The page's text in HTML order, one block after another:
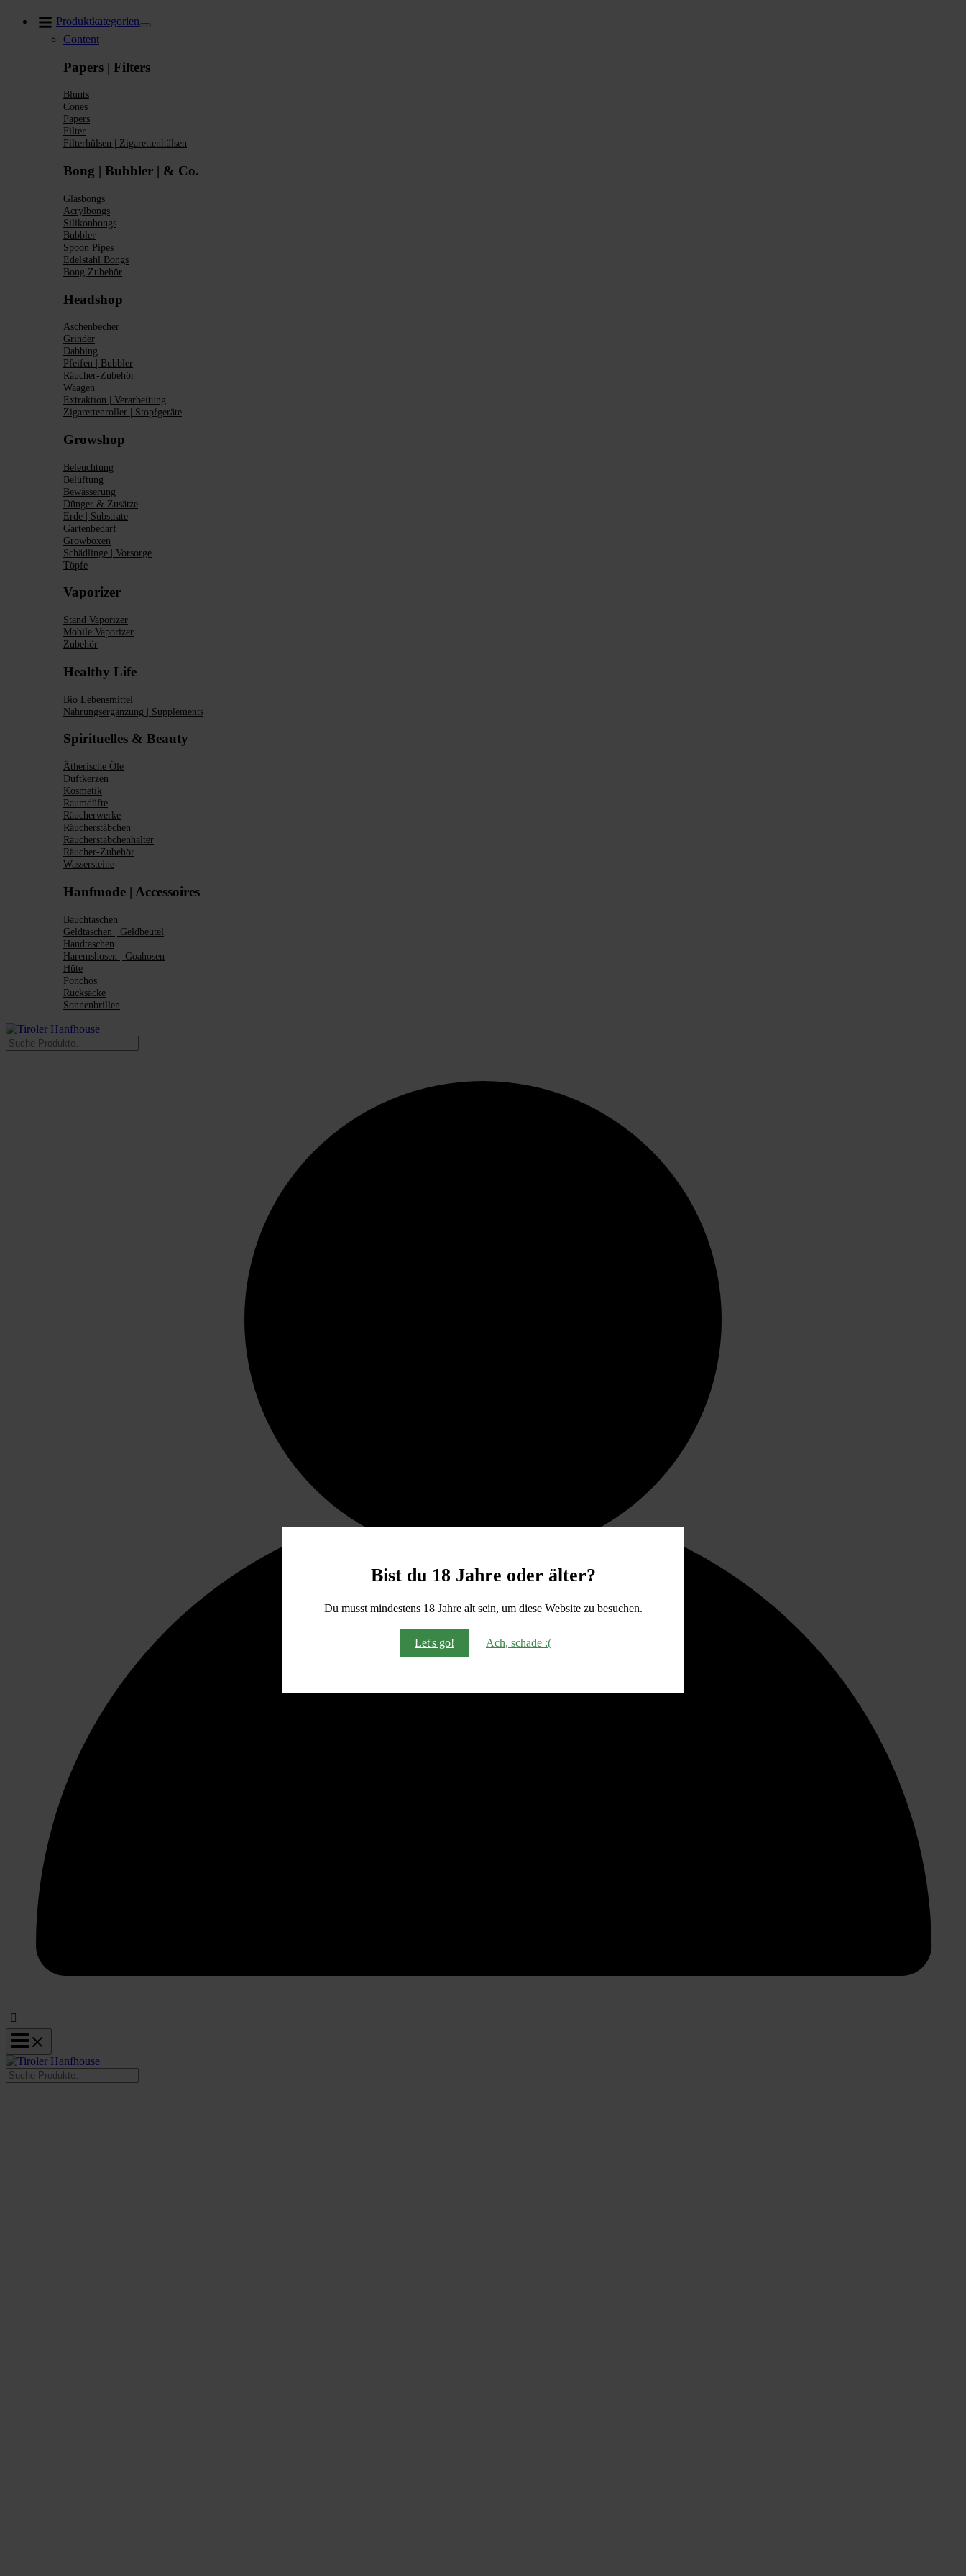
Bist du 18 Jahre oder älter?
Du musst mindestens 18 Jahre alt sein, um diese Website zu besuchen.
Let's go! Ach, schade :(
Produktkategorien
Content
Papers | Filters
Blunts
Cones
Papers
Filter
Filterhülsen | Zigarettenhülsen
Bong | Bubbler | & Co.
Glasbongs
Acrylbongs
Silikonbongs
Bubbler
Spoon Pipes
Edelstahl Bongs
Bong Zubehör
Headshop
Aschenbecher
Grinder
Dabbing
Pfeifen | Bubbler
Räucher-Zubehör
Waagen
Extraktion | Verarbeitung
Zigarettenroller | Stopfgeräte
Growshop
Beleuchtung
Belüftung
Bewässerung
Dünger & Zusätze
Erde | Substrate
Gartenbedarf
Growboxen
Schädlinge | Vorsorge
Töpfe
Vaporizer
Stand Vaporizer
Mobile Vaporizer
Zubehör
Healthy Life
Bio Lebensmittel
Nahrungsergänzung | Supplements
Spirituelles & Beauty
Ätherische Öle
Duftkerzen
Kosmetik
Raumdüfte
Räucherwerke
Räucherstäbchen
Räucherstäbchenhalter
Räucher-Zubehör
Wassersteine
Hanfmode | Accessoires
Bauchtaschen
Geldtaschen | Geldbeutel
Handtaschen
Haremshosen | Goahosen
Hüte
Ponchos
Rucksäcke
Sonnenbrillen
Suchen
Suchen